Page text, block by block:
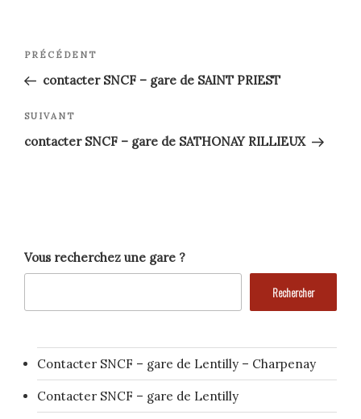
Navigation
de
l’article
Article
précédent
PRÉCÉDENT
contacter SNCF – gare de SAINT PRIEST
Article
suivant
SUIVANT
contacter SNCF – gare de SATHONAY RILLIEUX
Vous recherchez une gare ?
Rechercher
Contacter SNCF – gare de Lentilly – Charpenay
Contacter SNCF – gare de Lentilly